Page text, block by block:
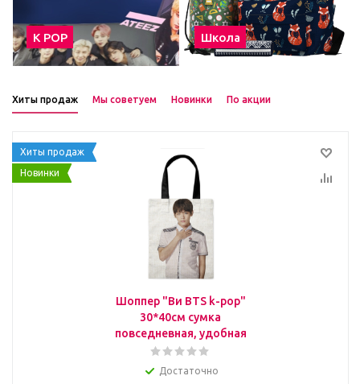
К POP Школа
Хиты продаж Мы советуем Новинки По акции
Хиты продаж
Новинки
Шоппер "Ви BTS k-pop"
30*40см сумка
повседневная, удобная
Достаточно